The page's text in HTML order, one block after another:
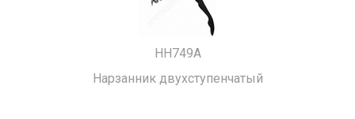
HH749A
Нарзанник двухступенчатый